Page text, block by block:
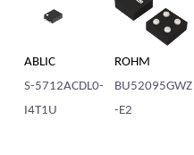
ABLIC
S-5712ACDL0-
I4T1U
ROHM
BU52095GWZ
-E2